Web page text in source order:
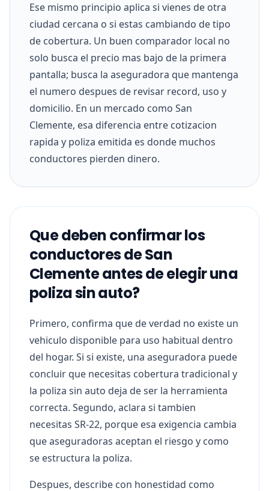
Ese mismo principio aplica si vienes de otra
ciudad cercana o si estas cambiando de tipo
de cobertura. Un buen comparador local no
solo busca el precio mas bajo de la primera
pantalla; busca la aseguradora que mantenga
el numero despues de revisar record, uso y
domicilio. En un mercado como San
Clemente, esa diferencia entre cotizacion
rapida y poliza emitida es donde muchos
conductores pierden dinero.
Que deben confirmar los
conductores de San
Clemente antes de elegir una
poliza sin auto?
Primero, confirma que de verdad no existe un
vehiculo disponible para uso habitual dentro
del hogar. Si si existe, una aseguradora puede
concluir que necesitas cobertura tradicional y
la poliza sin auto deja de ser la herramienta
correcta. Segundo, aclara si tambien
necesitas SR-22, porque esa exigencia cambia
que aseguradoras aceptan el riesgo y como
se estructura la poliza.
Despues, describe con honestidad como